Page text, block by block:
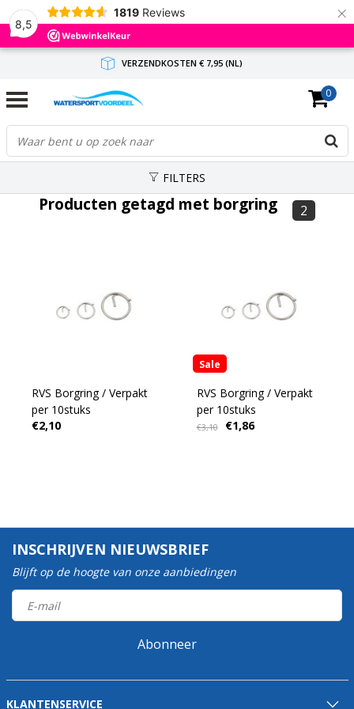
8,5
1819 Reviews ×
VERZENDKOSTEN € 7,95 (NL)
GRATIS VERZENDING(NL) VANAF € 65,-
BINNEN 1-3 WERKDAGEN ANTWOORD
0
FILTERS
Producten getagd met borgring 2
RVS Borgring / Verpakt
per 10stuks
€2,10
Sale
RVS Borgring / Verpakt
per 10stuks
€3,10 €1,86
INSCHRIJVEN NIEUWSBRIEF
Blijft op de hoogte van onze aanbiedingen
Abonneer
KLANTENSERVICE